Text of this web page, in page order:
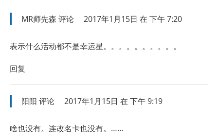
MR师先森 评论 2017年1月15日 在 下午 7:20
表示什么活动都不是幸运星。。。。。。。。。。
回复
阳阳 评论 2017年1月15日 在 下午 9:19
啥也没有。连改名卡也没有。……